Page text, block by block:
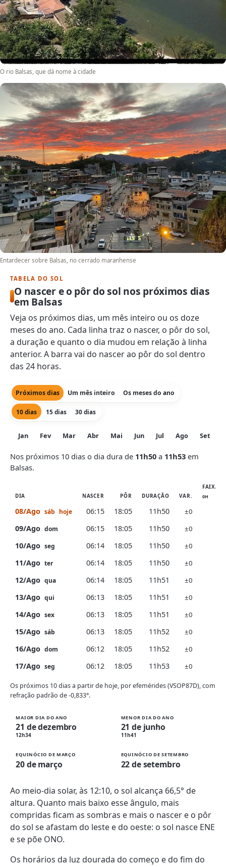
O rio Balsas, que dá nome à cidade
Entardecer sobre Balsas, no cerrado maranhense
TABELA DO SOL
O nascer e o pôr do sol nos próximos dias
em Balsas
Veja os próximos dias, um mês inteiro ou os doze
meses do ano. Cada linha traz o nascer, o pôr do sol,
a duração e quanto o dia mudou em relação à linha
anterior. A barra vai do nascer ao pôr do sol dentro
das 24 horas.
Próximos dias Um mês inteiro Os meses do ano
10 dias 15 dias 30 dias
Jan Fev Mar Abr Mai Jun Jul Ago Set
Nos próximos 10 dias o dia dura de 11h50 a 11h53 em
Balsas.
DIA NASCER PÔR DURAÇÃO VAR.
FAIXA
0H
08/Ago sáb hoje 06:15 18:05 11h50 ±0
09/Ago dom 06:15 18:05 11h50 ±0
10/Ago seg 06:14 18:05 11h50 ±0
11/Ago ter 06:14 18:05 11h50 ±0
12/Ago qua 06:14 18:05 11h51 ±0
13/Ago qui 06:13 18:05 11h51 ±0
14/Ago sex 06:13 18:05 11h51 ±0
15/Ago sáb 06:13 18:05 11h52 ±0
16/Ago dom 06:12 18:05 11h52 ±0
17/Ago seg 06:12 18:05 11h53 ±0
Os próximos 10 dias a partir de hoje, por efemérides (VSOP87D), com
refração padrão de -0,833°.
MAIOR DIA DO ANO
21 de dezembro
12h34
MENOR DIA DO ANO
21 de junho
11h41
EQUINÓCIO DE MARÇO
20 de março
EQUINÓCIO DE SETEMBRO
22 de setembro
Ao meio-dia solar, às 12:10, o sol alcança 66,5° de
altura. Quanto mais baixo esse ângulo, mais
compridas ficam as sombras e mais o nascer e o pôr
do sol se afastam do leste e do oeste: o sol nasce ENE
e se põe ONO.
Os horários da luz dourada do começo e do fim do